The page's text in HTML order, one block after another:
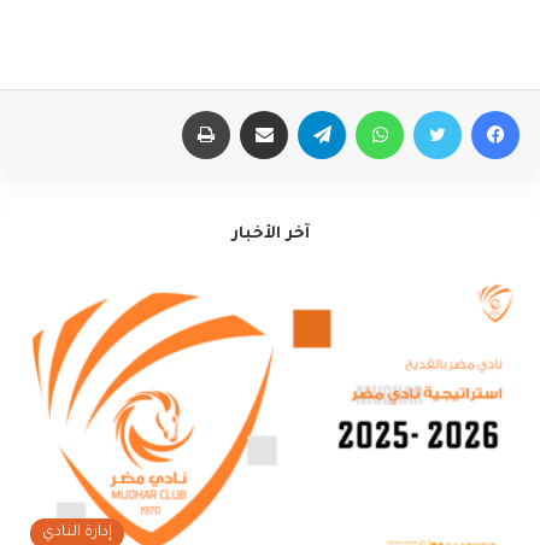
فيسبوك تويتر واتساب تيلقرام مشاركة عبر البريد
آخر الأخبار
إدارة النادي